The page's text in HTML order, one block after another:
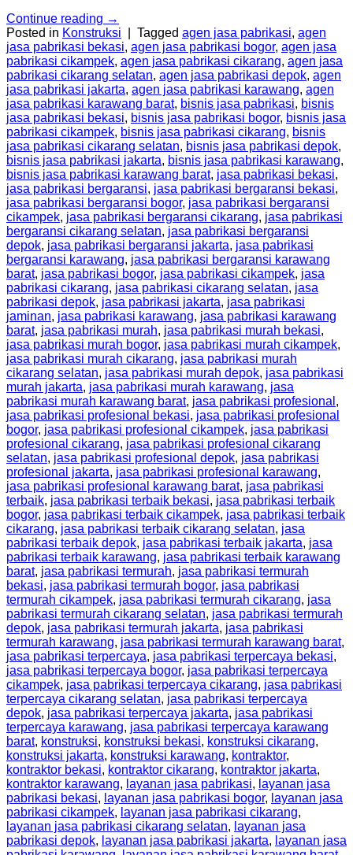
Continue reading →
Posted in Konstruksi Tagged agen jasa pabrikasi, agen
jasa pabrikasi bekasi, agen jasa pabrikasi bogor, agen jasa
pabrikasi cikampek, agen jasa pabrikasi cikarang, agen jasa
pabrikasi cikarang selatan, agen jasa pabrikasi depok, agen
jasa pabrikasi jakarta, agen jasa pabrikasi karawang, agen
jasa pabrikasi karawang barat, bisnis jasa pabrikasi, bisnis
jasa pabrikasi bekasi, bisnis jasa pabrikasi bogor, bisnis jasa
pabrikasi cikampek, bisnis jasa pabrikasi cikarang, bisnis
jasa pabrikasi cikarang selatan, bisnis jasa pabrikasi depok,
bisnis jasa pabrikasi jakarta, bisnis jasa pabrikasi karawang,
bisnis jasa pabrikasi karawang barat, jasa pabrikasi bekasi,
jasa pabrikasi bergaransi, jasa pabrikasi bergaransi bekasi,
jasa pabrikasi bergaransi bogor, jasa pabrikasi bergaransi
cikampek, jasa pabrikasi bergaransi cikarang, jasa pabrikasi
bergaransi cikarang selatan, jasa pabrikasi bergaransi
depok, jasa pabrikasi bergaransi jakarta, jasa pabrikasi
bergaransi karawang, jasa pabrikasi bergaransi karawang
barat, jasa pabrikasi bogor, jasa pabrikasi cikampek, jasa
pabrikasi cikarang, jasa pabrikasi cikarang selatan, jasa
pabrikasi depok, jasa pabrikasi jakarta, jasa pabrikasi
jaminan, jasa pabrikasi karawang, jasa pabrikasi karawang
barat, jasa pabrikasi murah, jasa pabrikasi murah bekasi,
jasa pabrikasi murah bogor, jasa pabrikasi murah cikampek,
jasa pabrikasi murah cikarang, jasa pabrikasi murah
cikarang selatan, jasa pabrikasi murah depok, jasa pabrikasi
murah jakarta, jasa pabrikasi murah karawang, jasa
pabrikasi murah karawang barat, jasa pabrikasi profesional ,
jasa pabrikasi profesional bekasi, jasa pabrikasi profesional
bogor, jasa pabrikasi profesional cikampek, jasa pabrikasi
profesional cikarang, jasa pabrikasi profesional cikarang
selatan, jasa pabrikasi profesional depok, jasa pabrikasi
profesional jakarta, jasa pabrikasi profesional karawang,
jasa pabrikasi profesional karawang barat, jasa pabrikasi
terbaik, jasa pabrikasi terbaik bekasi, jasa pabrikasi terbaik
bogor, jasa pabrikasi terbaik cikampek, jasa pabrikasi terbaik
cikarang, jasa pabrikasi terbaik cikarang selatan, jasa
pabrikasi terbaik depok, jasa pabrikasi terbaik jakarta, jasa
pabrikasi terbaik karawang, jasa pabrikasi terbaik karawang
barat, jasa pabrikasi termurah, jasa pabrikasi termurah
bekasi, jasa pabrikasi termurah bogor, jasa pabrikasi
termurah cikampek, jasa pabrikasi termurah cikarang, jasa
pabrikasi termurah cikarang selatan, jasa pabrikasi termurah
depok, jasa pabrikasi termurah jakarta, jasa pabrikasi
termurah karawang, jasa pabrikasi termurah karawang barat,
jasa pabrikasi terpercaya, jasa pabrikasi terpercaya bekasi,
jasa pabrikasi terpercaya bogor, jasa pabrikasi terpercaya
cikampek, jasa pabrikasi terpercaya cikarang, jasa pabrikasi
terpercaya cikarang selatan, jasa pabrikasi terpercaya
depok, jasa pabrikasi terpercaya jakarta, jasa pabrikasi
terpercaya karawang, jasa pabrikasi terpercaya karawang
barat, konstruksi, konstruksi bekasi, konstruksi cikarang,
konstruksi jakarta, konstruksi karawang, kontraktor,
kontraktor bekasi, kontraktor cikarang, kontraktor jakarta,
kontraktor karawang, layanan jasa pabrikasi, layanan jasa
pabrikasi bekasi, layanan jasa pabrikasi bogor, layanan jasa
pabrikasi cikampek, layanan jasa pabrikasi cikarang,
layanan jasa pabrikasi cikarang selatan, layanan jasa
pabrikasi depok, layanan jasa pabrikasi jakarta, layanan jasa